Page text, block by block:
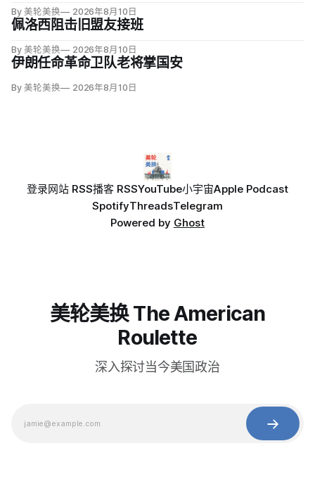
By 美轮美换 2026年8月10日
佩洛西阻击旧盟友接班
By 美轮美换 2026年8月10日
伊朗任命革命卫队老将掌国安
By 美轮美换 2026年8月10日
登录网站 RSS播客 RSSYouTube小宇宙Apple Podcast
SpotifyThreadsTelegram
Powered by Ghost
美轮美换 The American
Roulette
深入探讨当今美国政治